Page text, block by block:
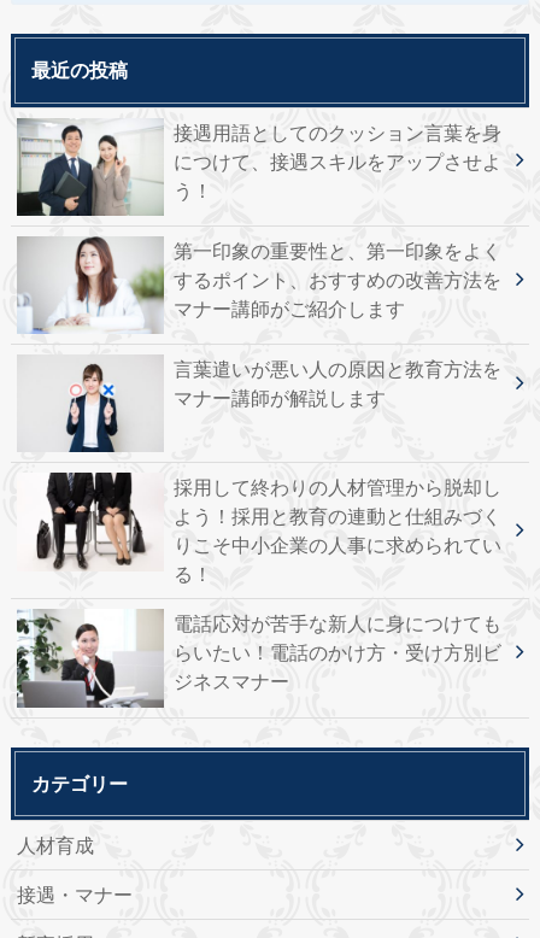
最近の投稿
接遇用語としてのクッション言葉を身
につけて、接遇スキルをアップさせよ
う！
第一印象の重要性と、第一印象をよく
するポイント、おすすめの改善方法を
マナー講師がご紹介します
言葉遣いが悪い人の原因と教育方法を
マナー講師が解説します
採用して終わりの人材管理から脱却し
よう！採用と教育の連動と仕組みづく
りこそ中小企業の人事に求められてい
る！
電話応対が苦手な新人に身につけても
らいたい！電話のかけ方・受け方別ビ
ジネスマナー
カテゴリー
人材育成
接遇・マナー